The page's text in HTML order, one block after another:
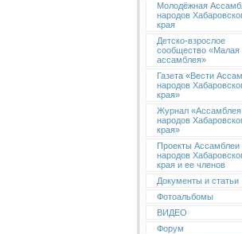
Молодёжная
народов
края
Детско-взрослое
сообщество «Малая
ассамблея»
Газета «Вести
народов
края»
Журнал «Ассамблея
народов
края»
Проекты Ассамблеи
народов
края и ее членов
Документы и статьи
Фотоальбомы
ВИДЕО
Форум